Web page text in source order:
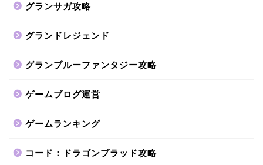
グランサガ攻略
グランドレジェンド
グランブルーファンタジー攻略
ゲームブログ運営
ゲームランキング
コード：ドラゴンブラッド攻略